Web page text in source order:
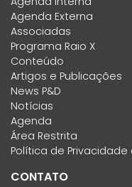
Agenda Externa
Associadas
Programa Raio X
Conteúdo
Artigos e Publicações
News P&D
Notícias
Agenda
Área Restrita
Política de Privacidade
CONTATO